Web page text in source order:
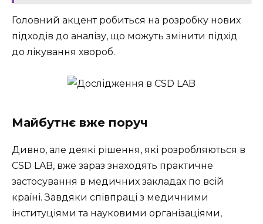
Головний акцент робиться на розробку нових
підходів до аналізу, що можуть змінити підхід
до лікування хвороб.
Майбутнє вже поруч
Дивно, але деякі рішення, які розробляються в
CSD LAB, вже зараз знаходять практичне
застосування в медичних закладах по всій
країні. Завдяки співпраці з медичними
інституціями та науковими організаціями,